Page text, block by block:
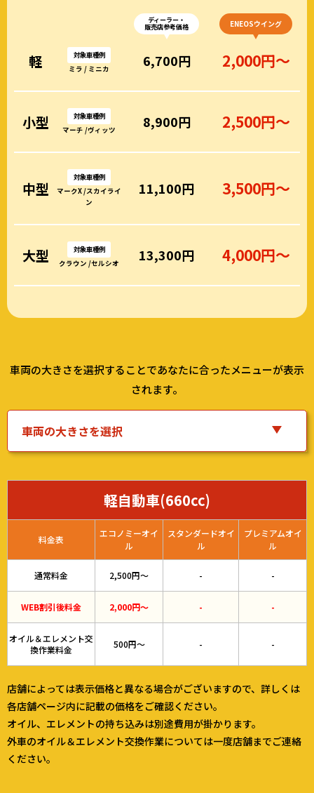
ディーラー・
販売店参考価格 ENEOSウイング
軽
対象車種例
ミラ / ミニカ
6,700円 2,000円～
小型
対象車種例
マーチ /ヴィッツ
8,900円 2,500円～
中型
対象車種例
マークX /スカイライ
ン
11,100円 3,500円～
大型
対象車種例
クラウン /セルシオ
13,300円 4,000円～
車両の大きさを選択することであなたに合ったメニューが表示
されます。
軽自動車(660cc)
料金表
エコノミーオイ
ル
スタンダードオイ
ル
プレミアムオイ
ル
通常料金 2,500円～ - -
WEB割引後料金 2,000円～ - -
オイル＆エレメント交
換作業料金
500円～ - -
店舗によっては表示価格と異なる場合がございますので、詳しくは
各店舗ページ内に記載の価格をご確認ください。
オイル、エレメントの持ち込みは別途費用が掛かります。
外車のオイル＆エレメント交換作業については一度店舗までご連絡
ください。